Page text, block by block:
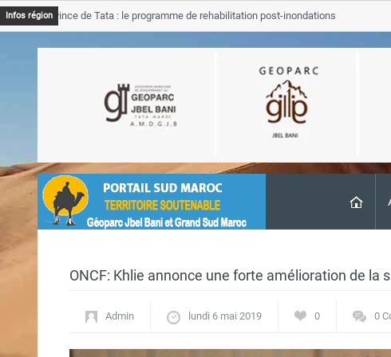
Infos région
Province de Tata : le programme de rehabilitation post-inondations
ONCF: Khlie annonce une forte amélioration de la
Admin lundi 6 mai 2019 0 0